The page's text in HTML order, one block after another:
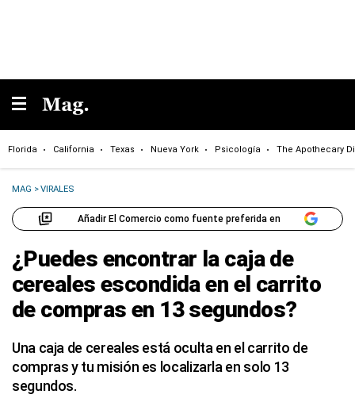
Florida California Texas Nueva York Psicología The Apothecary
MAG >VIRALES
Añadir El Comercio como fuente preferida en
¿Puedes encontrar la caja de
cereales escondida en el carrito
de compras en 13 segundos?
Una caja de cereales está oculta en el carrito de
compras y tu misión es localizarla en solo 13
segundos.